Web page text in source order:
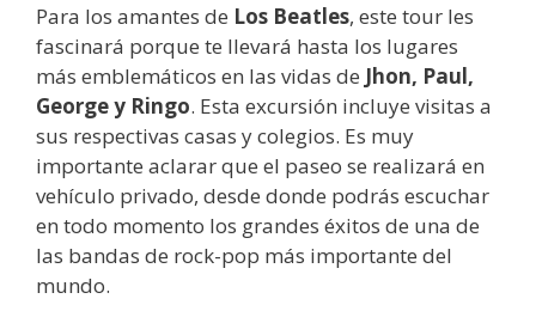
Para los amantes de Los Beatles, este tour les
fascinará porque te llevará hasta los lugares
más emblemáticos en las vidas de Jhon, Paul,
George y Ringo. Esta excursión incluye visitas a
sus respectivas casas y colegios. Es muy
importante aclarar que el paseo se realizará en
vehículo privado, desde donde podrás escuchar
en todo momento los grandes éxitos de una de
las bandas de rock-pop más importante del
mundo.